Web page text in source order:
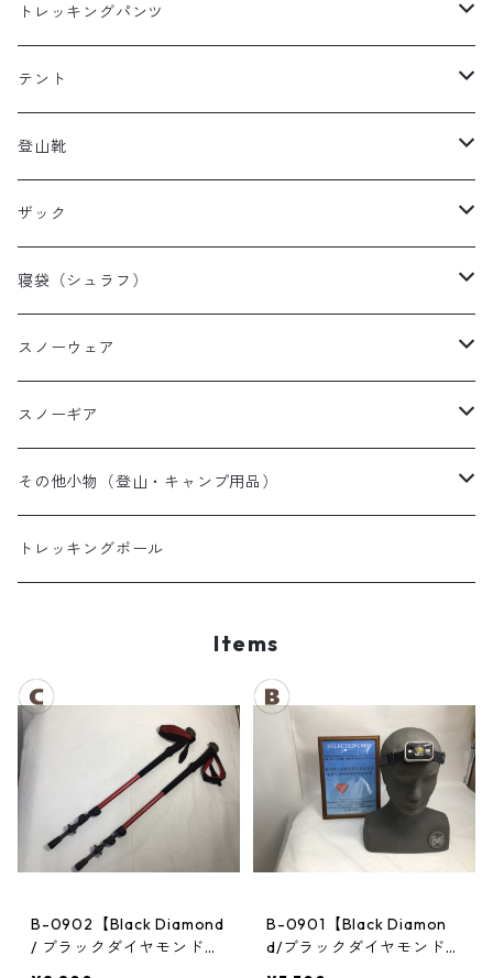
レディースレインウェア
キッズレインウェア
メンズ ダウン/フリース
レディース ダウン/フリース
キッズ ダウン/フリース
トレッキングパンツ
メンズトレッキングパンツ
レディーストレッキングパンツ
テント
キャンプテント
タープ
山岳テント
ツーリングテント
テントその他
登山靴
メンズ登山靴
レディース登山靴
キッズ登山靴
ザック
メンズザック
レディースザック
キッズザック
寝袋（シュラフ）
オールシーズンシュラフ
３シーズンシュラフ
夏用シュラフ
マット・その他
スノーウェア
メンズスノーウェア
レディーススノーウェア
キッズスノーウェア
スノーギア
スノーブーツ
スノーゴーグル
その他小物（登山・キャンプ用品）
帽子
トレッキングポール
Items
B-0902【Black Diamond
/ ブラックダイヤモンド】
B-0901【Black Diamon
d/ブラックダイヤモンド】